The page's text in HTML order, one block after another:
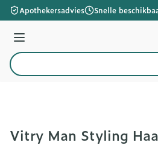
Ga naar de inhoud
Apothekersadvies Snelle
Menu
Product, merk, categorie...
Vitry Man Styling